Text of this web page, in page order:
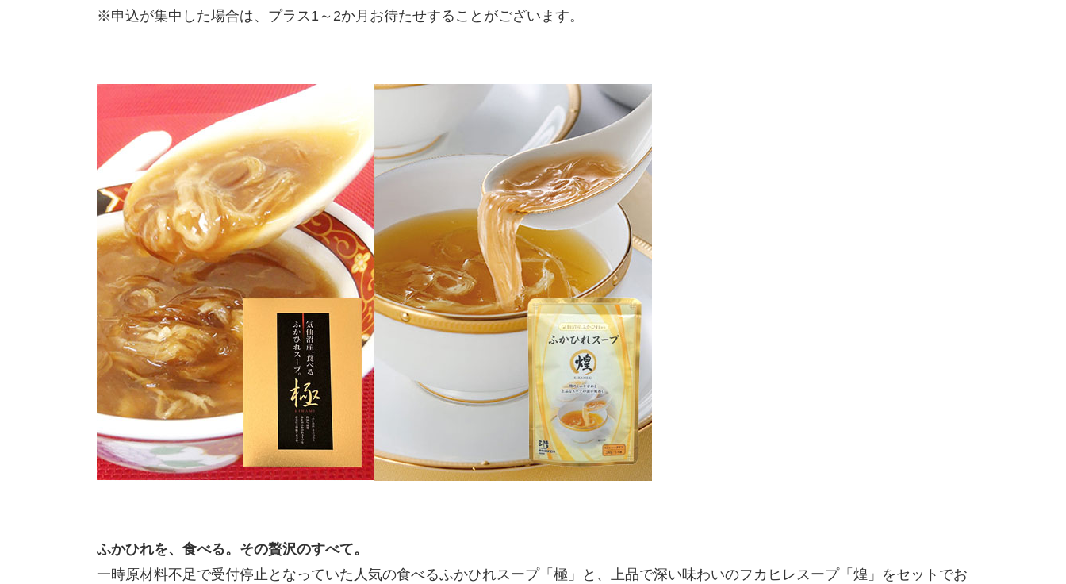
※申込が集中した場合は、プラス1～2か月お待たせすることがございます。
ふかひれを、食べる。その贅沢のすべて。
一時原材料不足で受付停止となっていた人気の食べるふかひれスープ「極」と、上品で深い味わいのフカヒレスープ「煌」をセットでお